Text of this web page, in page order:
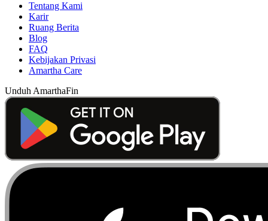
Tentang Kami
Karir
Ruang Berita
Blog
FAQ
Kebijakan Privasi
Amartha Care
Unduh AmarthaFin